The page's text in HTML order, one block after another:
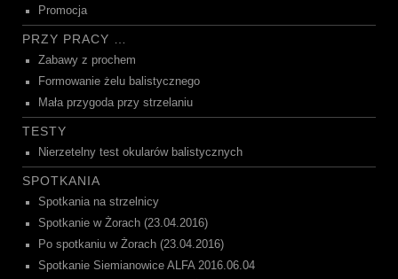
Promocja
PRZY PRACY …
Zabawy z prochem
Formowanie żelu balistycznego
Mała przygoda przy strzelaniu
TESTY
Nierzetelny test okularów balistycznych
SPOTKANIA
Spotkania na strzelnicy
Spotkanie w Żorach (23.04.2016)
Po spotkaniu w Żorach (23.04.2016)
Spotkanie Siemianowice ALFA 2016.06.04